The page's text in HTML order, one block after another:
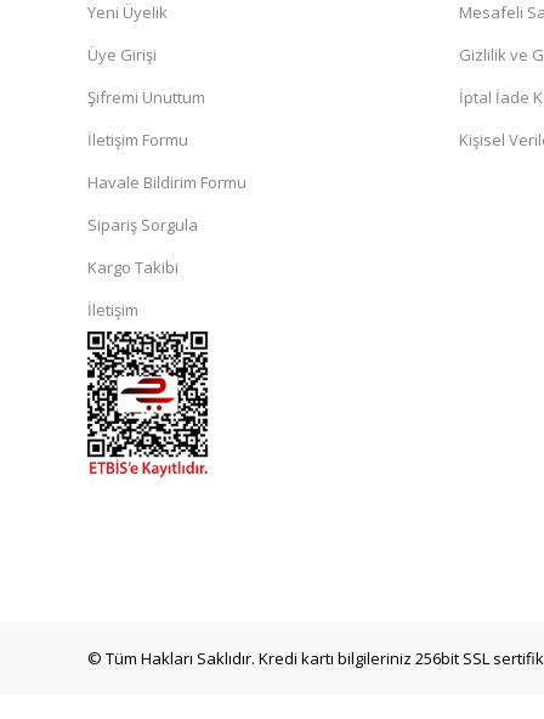
Yeni Üyelik
Üye Girişi
Şifremi Unuttum
İletişim Formu
Havale Bildirim Formu
Sipariş Sorgula
Kargo Takibi
İletişim
Mesafeli
Gizlilik ve
İptal İade
Kişisel
© Tüm Hakları Saklıdır. Kredi kartı bilgileriniz 256bit SSL